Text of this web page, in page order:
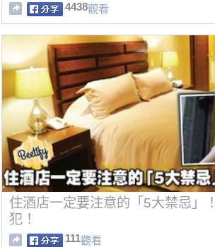
4438觀看
住酒店一定要注意的「5大禁忌」
犯！
111觀看